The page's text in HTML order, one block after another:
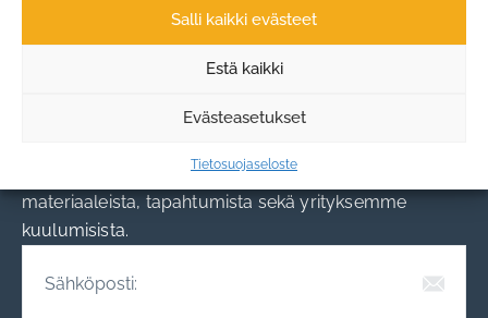
Salli kaikki evästeet
Estä kaikki
Evästeasetukset
Tietosuojaseloste
materiaaleista, tapahtumista sekä yrityksemme
kuulumisista.